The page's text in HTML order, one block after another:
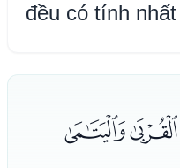
đều có tính